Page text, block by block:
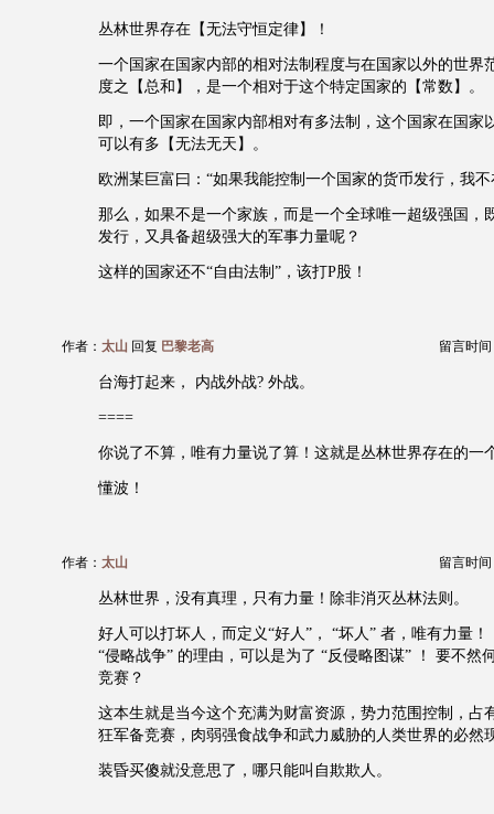
丛林世界存在【无法守恒定律】！
一个国家在国家内部的相对法制程度与在国家以外的世界
度之【总和】，是一个相对于这个特定国家的【常数】。
即，一个国家在国家内部相对有多法制，这个国家在国家
可以有多【无法无天】。
欧洲某巨富曰：“如果我能控制一个国家的货币发行，我
那么，如果不是一个家族，而是一个全球唯一超级强国，
发行，又具备超级强大的军事力量呢？
这样的国家还不“自由法制”，该打P股！
作者： 太山 回复 巴黎老高 留言时间
台海打起来， 内战外战? 外战。
====
你说了不算，唯有力量说了算！这就是丛林世界存在的一
懂波！
作者： 太山 留言时间
丛林世界，没有真理，只有力量！除非消灭丛林法则。
好人可以打坏人，而定义“好人”， “坏人” 者，唯有力量！
“侵略战争” 的理由，可以是为了 “反侵略图谋” ！ 要不然
竞赛？
这本生就是当今这个充满为财富资源，势力范围控制，占
狂军备竞赛，肉弱强食战争和武力威胁的人类世界的必然
装昏买傻就没意思了，哪只能叫自欺欺人。